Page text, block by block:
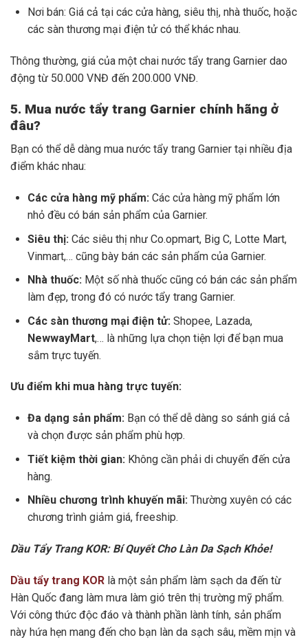
Nơi bán: Giá cả tại các cửa hàng, siêu thị, nhà thuốc, hoặc
các sàn thương mại điện tử có thể khác nhau.
Thông thường, giá của một chai nước tẩy trang Garnier dao
động từ 50.000 VNĐ đến 200.000 VNĐ.
5. Mua nước tẩy trang Garnier chính hãng ở
đâu?
Bạn có thể dễ dàng mua nước tẩy trang Garnier tại nhiều địa
điểm khác nhau:
Các cửa hàng mỹ phẩm: Các cửa hàng mỹ phẩm lớn
nhỏ đều có bán sản phẩm của Garnier.
Siêu thị: Các siêu thị như Co.opmart, Big C, Lotte Mart,
Vinmart,… cũng bày bán các sản phẩm của Garnier.
Nhà thuốc: Một số nhà thuốc cũng có bán các sản phẩm
làm đẹp, trong đó có nước tẩy trang Garnier.
Các sàn thương mại điện tử: Shopee, Lazada,
NewwayMart,… là những lựa chọn tiện lợi để bạn mua
sắm trực tuyến.
Ưu điểm khi mua hàng trực tuyến:
Đa dạng sản phẩm: Bạn có thể dễ dàng so sánh giá cả
và chọn được sản phẩm phù hợp.
Tiết kiệm thời gian: Không cần phải di chuyển đến cửa
hàng.
Nhiều chương trình khuyến mãi: Thường xuyên có các
chương trình giảm giá, freeship.
Dầu Tẩy Trang KOR: Bí Quyết Cho Làn Da Sạch Khỏe!
Dầu tẩy trang KOR là một sản phẩm làm sạch da đến từ
Hàn Quốc đang làm mưa làm gió trên thị trường mỹ phẩm.
Với công thức độc đáo và thành phần lành tính, sản phẩm
này hứa hẹn mang đến cho bạn làn da sạch sâu, mềm mịn và